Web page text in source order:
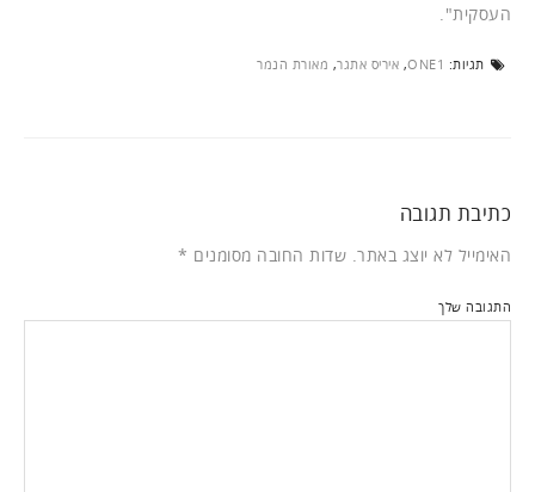
העסקית".
תגיות: ONE1
, איריס אתגר, מאורת הנמר
כתיבת תגובה
האימייל לא יוצג באתר. שדות החובה מסומנים *
התגובה שלך